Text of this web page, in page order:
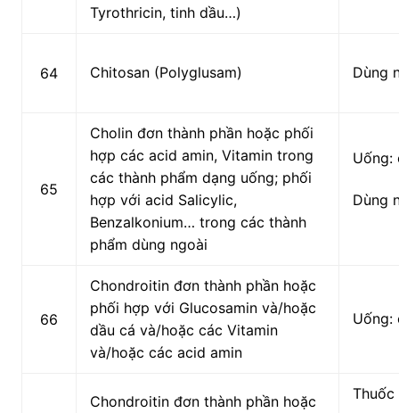
Tyrothricin, tinh dầu…)
64 Chitosan (Polyglusam) Dùng
65
Cholin đơn thành phần hoặc phối
hợp các acid amin, Vitamin trong
các thành phẩm dạng uống; phối
hợp với acid Salicylic,
Benzalkonium… trong các thành
phẩm dùng ngoài
Uống:
Dùng
66
Chondroitin đơn thành phần hoặc
phối hợp với Glucosamin và/hoặc
dầu cá và/hoặc các Vitamin
và/hoặc các acid amin
Uống:
Chondroitin đơn thành phần hoặc